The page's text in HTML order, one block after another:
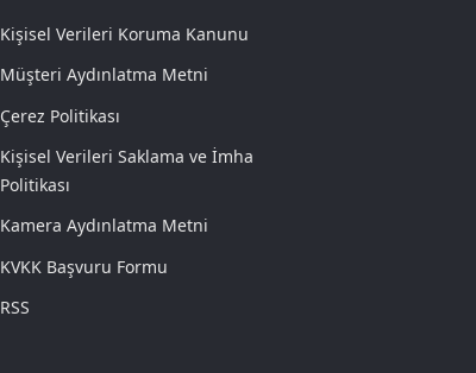
Kişisel Verileri Koruma Kanunu
Müşteri Aydınlatma Metni
Çerez Politikası
Kişisel Verileri Saklama ve İmha
Politikası
Kamera Aydınlatma Metni
KVKK Başvuru Formu
RSS